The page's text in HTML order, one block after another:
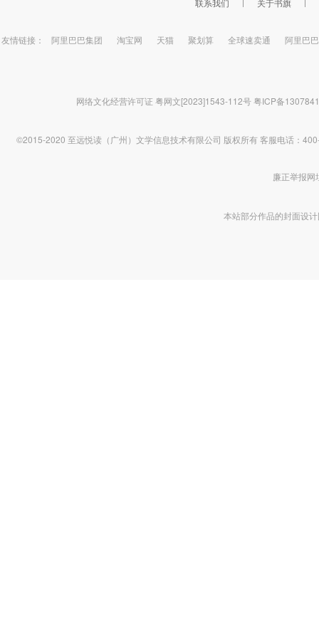
联系我们 关于书旗
友情链接： 阿里巴巴集团 淘宝网 天猫 聚划算 全球速卖通 阿里巴
网络文化经营许可证 粤网文[2023]1543-112号粤ICP备
©2015-2020 至远悦读（广州）文学信息技术有限公司 版权所有 客服电话：
廉正举报
本站部分作品的封面设